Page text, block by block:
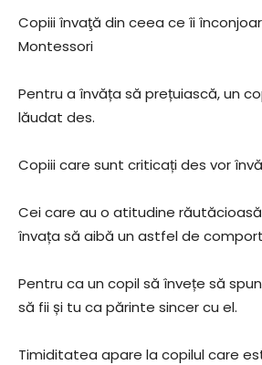
Copiii învaţă din ceea ce îi
Montessori
Pentru a învăța să prețuiască, un
lăudat des.
Copiii care sunt criticați des vor
Cei care au o atitudine
învața să aibă un astfel de
Pentru ca un copil să învețe să
să fii și tu ca părinte sincer cu el.
Timiditatea apare la copilul care